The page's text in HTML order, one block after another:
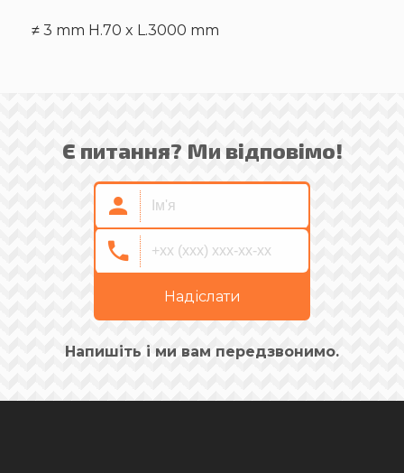
≠ 3 mm H.70 x L.3000 mm
Є питання? Ми відповімо!
Надіслати
Напишіть і ми вам передзвонимо.